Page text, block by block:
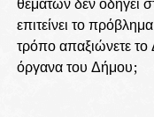
επιτείνει το
τρόπο απαξιώνετε το
όργανα του Δήμου;